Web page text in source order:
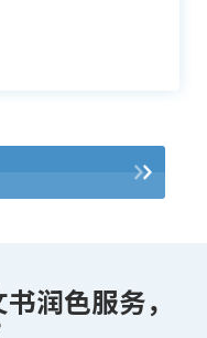
润色服务，